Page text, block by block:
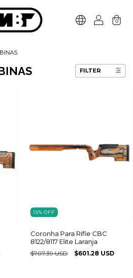
0
FILTER
15% OFF
Coronha Para Rifle CBC
8122/8117 Elite Laranja
$707.39 USD $601.28 USD